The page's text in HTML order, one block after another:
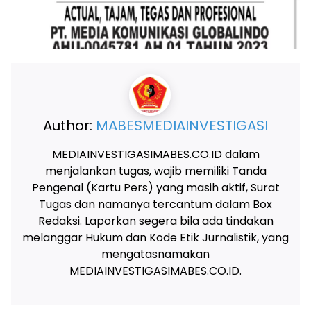
Author: MABESMEDIAINVESTIGASI
MEDIAINVESTIGASIMABES.CO.ID dalam
menjalankan tugas, wajib memiliki Tanda
Pengenal (Kartu Pers) yang masih aktif, Surat
Tugas dan namanya tercantum dalam Box
Redaksi. Laporkan segera bila ada tindakan
melanggar Hukum dan Kode Etik Jurnalistik, yang
mengatasnamakan
MEDIAINVESTIGASIMABES.CO.ID.